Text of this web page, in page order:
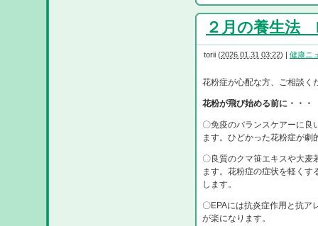
２月の養生法
torii (2026.01.31 03:22) | 健康ニ
花粉症が心配な方、ご相談く
花粉が飛び始める前に・・・
〇免疫のバランスケアーに良
ます。ひどかった花粉症が劇
〇良質のクマ笹エキスや大麦
ます。花粉症の症状を軽く
します。
〇EPAには抗炎症作用と抗ア
が楽になります。